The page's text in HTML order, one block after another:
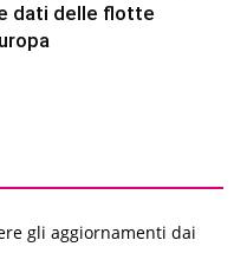
dati delle flotte
gli aggiornamenti dai